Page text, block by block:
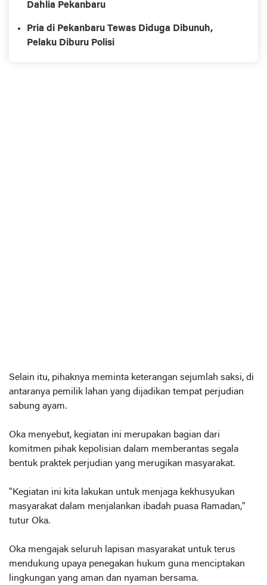
Dahlia Pekanbaru
Pria di Pekanbaru Tewas Diduga Dibunuh,
Pelaku Diburu Polisi
Selain itu, pihaknya meminta keterangan sejumlah saksi, di
antaranya pemilik lahan yang dijadikan tempat perjudian
sabung ayam.
Oka menyebut, kegiatan ini merupakan bagian dari
komitmen pihak kepolisian dalam memberantas segala
bentuk praktek perjudian yang merugikan masyarakat.
"Kegiatan ini kita lakukan untuk menjaga kekhusyukan
masyarakat dalam menjalankan ibadah puasa Ramadan,"
tutur Oka.
Oka mengajak seluruh lapisan masyarakat untuk terus
mendukung upaya penegakan hukum guna menciptakan
lingkungan yang aman dan nyaman bersama.